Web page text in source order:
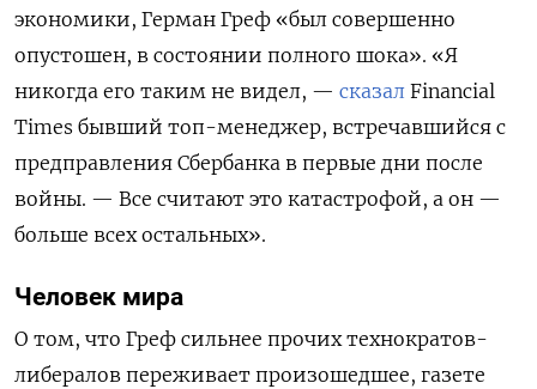
экономики, Герман Греф «был совершенно
опустошен, в состоянии полного шока». «Я
никогда его таким не видел, — сказал Financial
Times бывший топ-менеджер, встречавшийся с
предправления Сбербанка в первые дни после
войны. — Все считают это катастрофой, а он —
больше всех остальных».
Человек мира
О том, что Греф сильнее прочих технократов-
либералов переживает произошедшее, газете